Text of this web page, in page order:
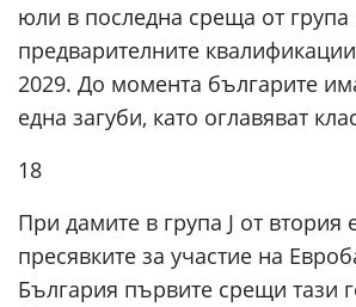
юли в последна среща от група
предварителните
2029. До момента българите
една загуби, като оглавяват
18
При дамите в група J от втория
пресявките за участие на
България първите срещи тази